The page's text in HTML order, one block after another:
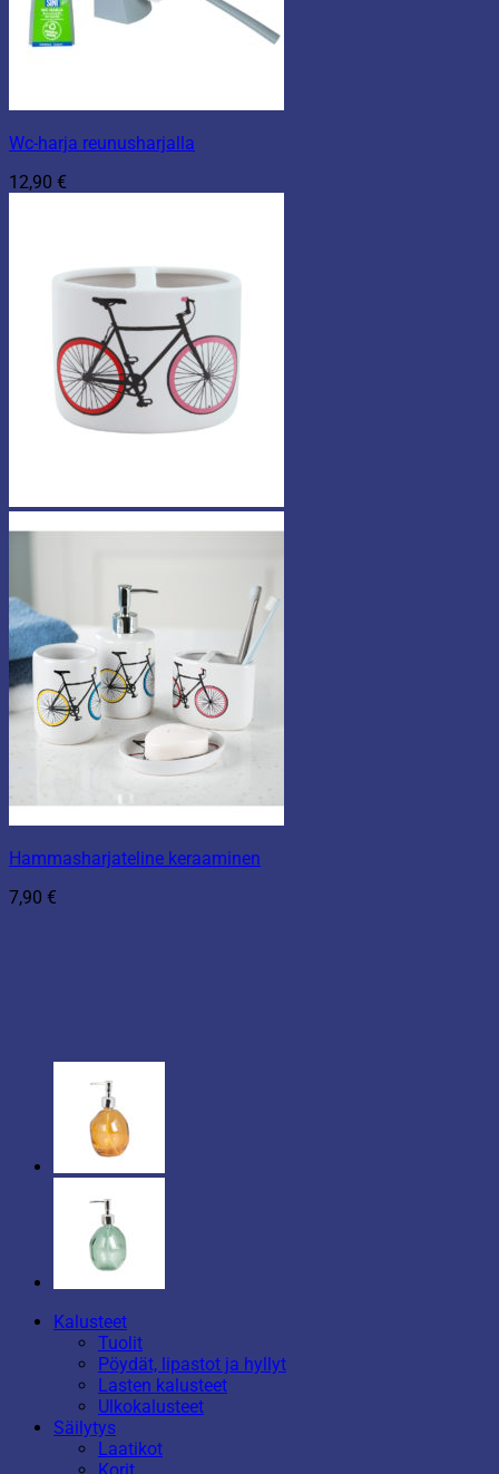
Wc-harja reunusharjalla
12,90 €
Hammasharjateline keraaminen
7,90 €
Kalusteet
Tuolit
Pöydät, lipastot ja hyllyt
Lasten kalusteet
Ulkokalusteet
Säilytys
Laatikot